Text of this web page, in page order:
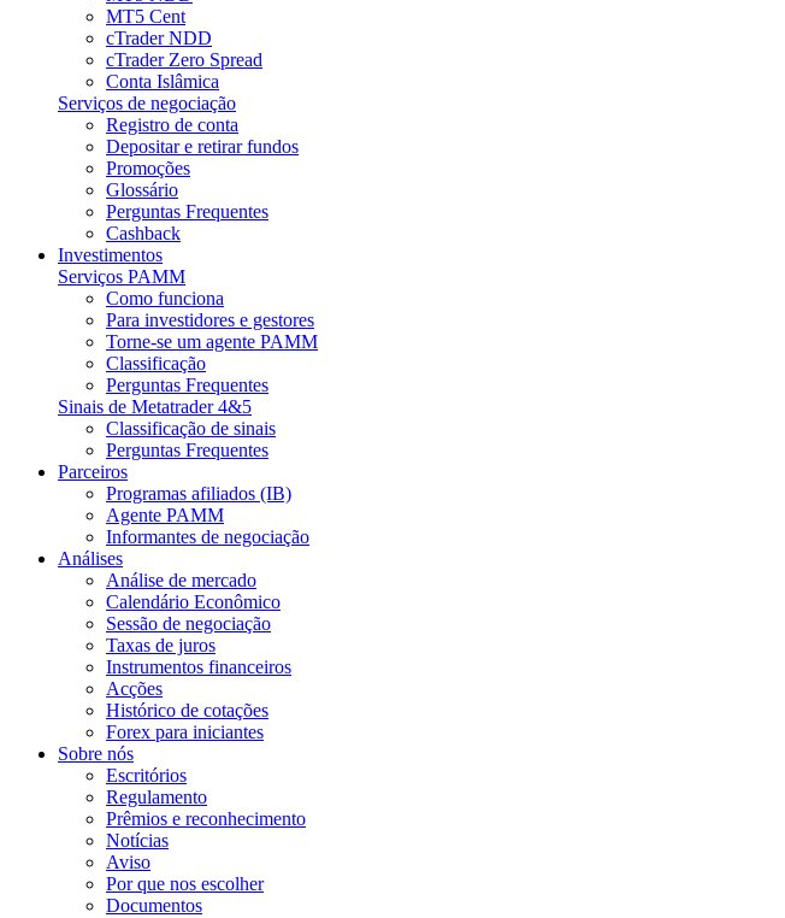
MT5 Cent
cTrader NDD
cTrader Zero Spread
Conta Islâmica
Serviços de negociação
Registro de conta
Depositar e retirar fundos
Promoções
Glossário
Perguntas Frequentes
Cashback
Investimentos
Serviços PAMM
Como funciona
Para investidores e gestores
Torne-se um agente PAMM
Classificação
Perguntas Frequentes
Sinais de Metatrader 4&5
Classificação de sinais
Perguntas Frequentes
Parceiros
Programas afiliados (IB)
Agente PAMM
Informantes de negociação
Análises
Análise de mercado
Calendário Econômico
Sessão de negociação
Taxas de juros
Instrumentos financeiros
Acções
Histórico de cotações
Forex para iniciantes
Sobre nós
Escritórios
Regulamento
Prêmios e reconhecimento
Notícias
Aviso
Por que nos escolher
Documentos